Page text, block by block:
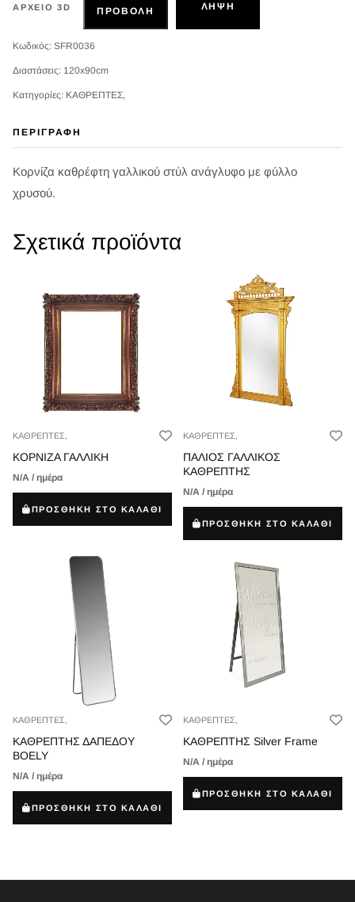
ΑΡΧΕΊΟ 3D ΠΡΟΒΟΛΉ ΛΉΨΗ
Κωδικός: SFR0036
Διαστάσεις: 120x90cm
Κατηγορίες: ΚΑΘΡΕΠΤΕΣ,
ΠΕΡΙΓΡΑΦΉ
Κορνίζα καθρέφτη γαλλικού στύλ ανάγλυφο με φύλλο
χρυσού.
Σχετικά προϊόντα
ΚΑΘΡΕΠΤΕΣ,
ΚΟΡΝΙΖΑ ΓΑΛΛΙΚΗ
Ν/Α / ημέρα
ΠΡΟΣΘΗΚΗ ΣΤΟ ΚΑΛΑΘΙ
ΚΑΘΡΕΠΤΕΣ,
ΠΑΛΙΟΣ ΓΑΛΛΙΚΟΣ
ΚΑΘΡΕΠΤΗΣ
Ν/Α / ημέρα
ΠΡΟΣΘΗΚΗ ΣΤΟ ΚΑΛΑΘΙ
ΚΑΘΡΕΠΤΕΣ,
ΚΑΘΡΕΠΤΗΣ ΔΑΠΕΔΟΥ
BOELY
Ν/Α / ημέρα
ΠΡΟΣΘΗΚΗ ΣΤΟ ΚΑΛΑΘΙ
ΚΑΘΡΕΠΤΕΣ,
ΚΑΘΡΕΠΤΗΣ Silver Frame
Ν/Α / ημέρα
ΠΡΟΣΘΗΚΗ ΣΤΟ ΚΑΛΑΘΙ